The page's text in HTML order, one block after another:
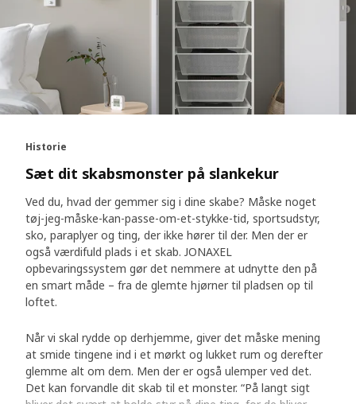
Historie
Sæt dit skabsmonster på slankekur
Ved du, hvad der gemmer sig i dine skabe? Måske noget
tøj-jeg-måske-kan-passe-om-et-stykke-tid, sportsudstyr,
sko, paraplyer og ting, der ikke hører til der. Men der er
også værdifuld plads i et skab. JONAXEL
opbevaringssystem gør det nemmere at udnytte den på
en smart måde – fra de glemte hjørner til pladsen op til
loftet.
Når vi skal rydde op derhjemme, giver det måske mening
at smide tingene ind i et mørkt og lukket rum og derefter
glemme alt om dem. Men der er også ulemper ved det.
Det kan forvandle dit skab til et monster. “På langt sigt